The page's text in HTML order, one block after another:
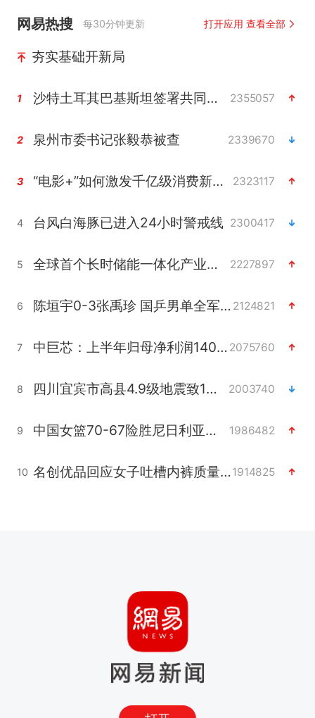
网易热搜 每30分钟更新 打开应用 查看全部
夯实基础开新局
1 沙特土耳其巴基斯坦签署共同防务协议 2355057
2 泉州市委书记张毅恭被查 2339670
3 “电影+”如何激发千亿级消费新活力？ 2323117
4 台风白海豚已进入24小时警戒线 2300417
5 全球首个长时储能一体化产业园量产 2227897
6 陈垣宇0-3张禹珍 国乒男单全军覆没 2124821
7 中巨芯：上半年归母净利润1405.77万元 2075760
8 四川宜宾市高县4.9级地震致1人死亡 2003740
9 中国女篮70-67险胜尼日利亚女篮 1986482
10 名创优品回应女子吐槽内裤质量差1914825